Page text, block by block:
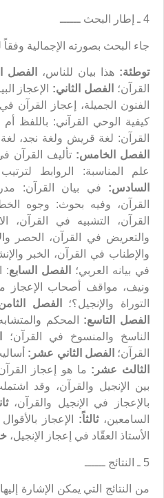
4 ـ إطار البحث ــــــ
جاء البحث بصورته الإجمالية
توطئة: هذا بيان للناس، الفصل
القرآن؛ الفصل الثاني: الإعجاز
الفنون الجميلة، إعجاز القرآن
كيفية الوحي القرآني: باللفظ أم
القرآن: لغة قريش ولغة نجد،
الفصل الخامس: تأليف القرآن
علم المناسبة: الروابط
السادس: في بيان القرآن:
القرآن، وفيه بحوث: وجوه
القرآن، التشبيه في القرآن،
والتعريض في القرآن، الحصر
والإطناب في القرآن، الخبر
في بيانه العربي؛
الفصل السابع:
ونيف، مواقف أصحاب الإعجاز
التوراة والإنجيل؟؛
الفصل
الفصل التاسع: المحكم
الناسخ والمنسوخ في القرآن؛
القرآن؛ الفصل الثاني عشر:
الثالث عشر: ما هو إعجاز
بين الإنجيل والقرآن، وقد
بالإعجاز في الإنجيل والقرآن،
السامعين،ثالثاً: الإعجاز
الأستاذ العقّاد في إعجاز الإنجيل،
5 ـ النتائج ــــــ
من النتائج التي يمكن الإشارة